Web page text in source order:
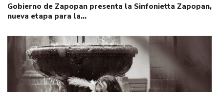
Gobierno de Zapopan presenta la Sinfonietta Zapopan,
nueva etapa para la…